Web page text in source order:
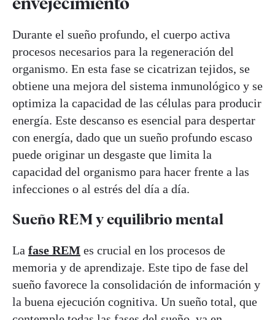
Durante el sueño profundo, el cuerpo activa
procesos necesarios para la regeneración del
organismo. En esta fase se cicatrizan tejidos, se
obtiene una mejora del sistema inmunológico y se
optimiza la capacidad de las células para producir
energía. Este descanso es esencial para despertar
con energía, dado que un sueño profundo escaso
puede originar un desgaste que limita la
capacidad del organismo para hacer frente a las
infecciones o al estrés del día a día.
Sueño REM y equilibrio mental
La fase REM es crucial en los procesos de
memoria y de aprendizaje. Este tipo de fase del
sueño favorece la consolidación de información y
la buena ejecución cognitiva. Un sueño total, que